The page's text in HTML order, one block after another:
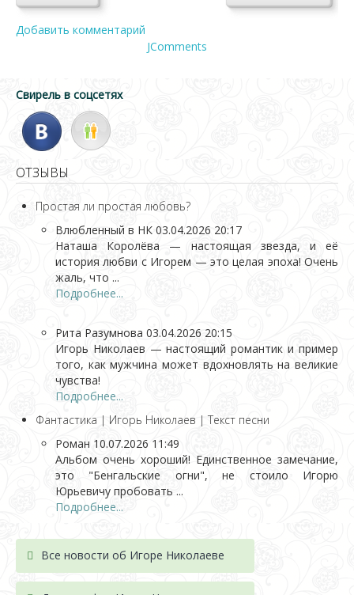
Добавить комментарий
JComments
Свирель в соцсетях
ОТЗЫВЫ
Простая ли простая любовь?
Влюбленный в НК 03.04.2026 20:17
Наташа Королёва — настоящая звезда, и её
история любви с Игорем — это целая эпоха! Очень
жаль, что ...
Подробнее...
Рита Разумнова 03.04.2026 20:15
Игорь Николаев — настоящий романтик и пример
того, как мужчина может вдохновлять на великие
чувства!
Подробнее...
Фантастика | Игорь Николаев | Текст песни
Роман 10.07.2026 11:49
Альбом очень хороший! Единственное замечание,
это "Бенгальские огни", не стоило Игорю
Юрьевичу пробовать ...
Подробнее...
Все новости об Игоре Николаеве